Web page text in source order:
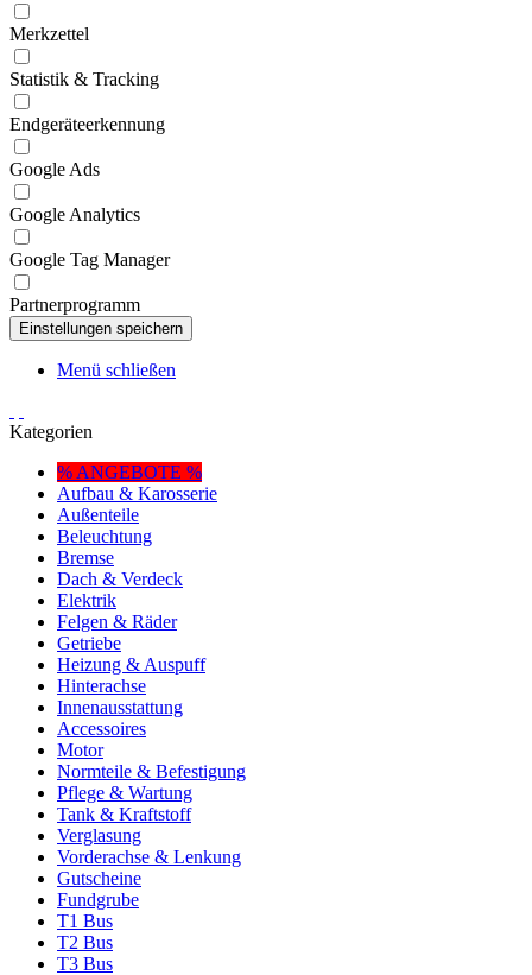
Merkzettel
Statistik & Tracking
Endgeräteerkennung
Google Ads
Google Analytics
Google Tag Manager
Partnerprogramm
Menü schließen
Kategorien
% ANGEBOTE %
Aufbau & Karosserie
Außenteile
Beleuchtung
Bremse
Dach & Verdeck
Elektrik
Felgen & Räder
Getriebe
Heizung & Auspuff
Hinterachse
Innenausstattung
Accessoires
Motor
Normteile & Befestigung
Pflege & Wartung
Tank & Kraftstoff
Verglasung
Vorderachse & Lenkung
Gutscheine
Fundgrube
T1 Bus
T2 Bus
T3 Bus